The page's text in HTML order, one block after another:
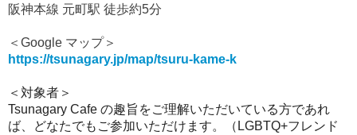
阪神本線 元町駅 徒歩約5分
＜Google マップ＞
https://tsunagary.jp/map/tsuru-kame-k
＜対象者＞
Tsunagary Cafe の趣旨をご理解いただいている方であれ
ば、どなたでもご参加いただけます。（LGBTQ+フレンド